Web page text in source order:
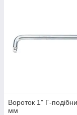
Вороток 1" Г-
мм